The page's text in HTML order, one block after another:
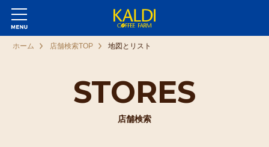
STORES
店舗検索
ホーム 店舗検索TOP 地図とリスト